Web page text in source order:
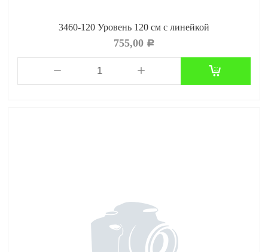
3460-120 Уровень 120 см с линейкой
755,00 Р